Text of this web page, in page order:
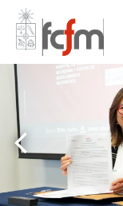
Estudiantes
Académicas/os